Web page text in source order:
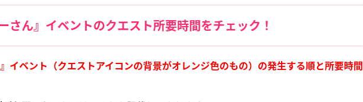
さん』イベントのクエスト所要時間をチェック！
』イベント（クエストアイコンの背景がオレンジ色のもの）の発生する順と所要時間